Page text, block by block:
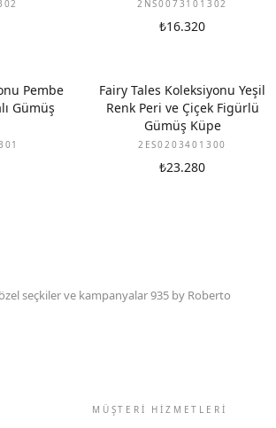
2NS0073101302
₺16.320
Pembe
Gümüş
Fairy Tales Koleksiyonu Yeşil
Renk Peri ve Çiçek Figürlü
Gümüş Küpe
2ES0203401300
₺23.280
seçkiler ve kampanyalar 935 by Roberto
MÜŞTERİ HİZMETLERİ